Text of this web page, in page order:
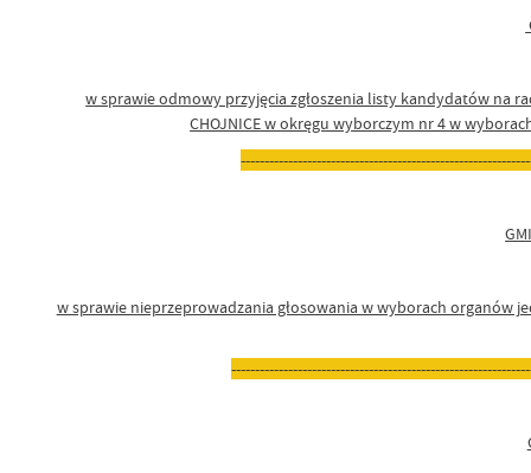
w sprawie odmowy przyjęcia zgłoszenia listy kandydatów na
CHOJNICE w okręgu wyborczym nr 4 w
w sprawie nieprzeprowadzania głosowania w wyborach organów